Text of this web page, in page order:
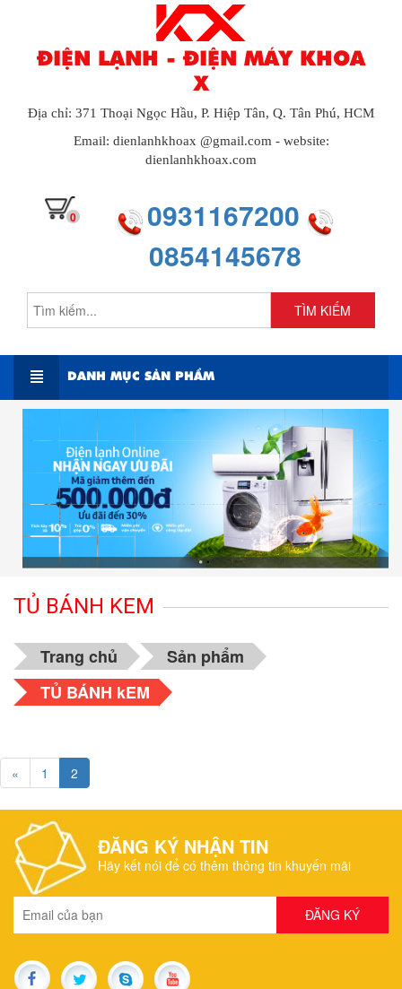
ĐIỆN LẠNH - ĐIỆN MÁY KHOA
X
Địa chỉ: 371 Thoại Ngọc Hầu, P. Hiệp Tân, Q. Tân Phú, HCM
Email: dienlanhkhoax @gmail.com - website:
dienlanhkhoax.com
0
0931167200
0854145678
TÌM KIẾM
DANH MỤC SẢN PHẨM
TỦ BÁNH KEM
Trang chủ
Sản phẩm
TỦ BÁNH kEM
« 1 2
ĐĂNG KÝ NHẬN TIN
Hãy kết nói để có thêm thông tin khuyến mãi